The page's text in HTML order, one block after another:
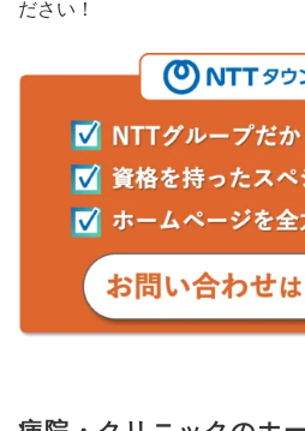
ださい！